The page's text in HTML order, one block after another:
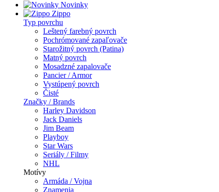
Novinky
Zippo
Typ povrchu
Leštený farebný povrch
Pochrómované zapaľovače
Starožitný povrch (Patina)
Matný povrch
Mosadzné zapalovače
Pancier / Armor
Vystúpený povrch
Čisté
Značky / Brands
Harley Davidson
Jack Daniels
Jim Beam
Playboy
Star Wars
Seriály / Filmy
NHL
Motívy
Armáda / Vojna
Znamenia